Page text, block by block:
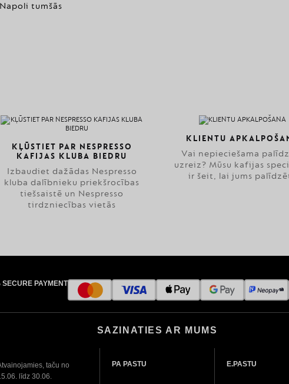
tumšās
KĻŪSTIET PAR NESPRESSO
KAFIJAS KLUBA BIEDRU
Izbaudiet dažādas Nespresso
kluba dalībnieku priekšrocības
tiešsaistē un Nespresso
tirdzniecības vietās
KLIENTU
Vai nepieciešama
uzreiz? Mūsu kafijas
ir šeit, lai jums
SECURE PAYMENT
SAZINATIES AR MUMS
taču no
līdz 30.06.
PA PASTU E.PASTU